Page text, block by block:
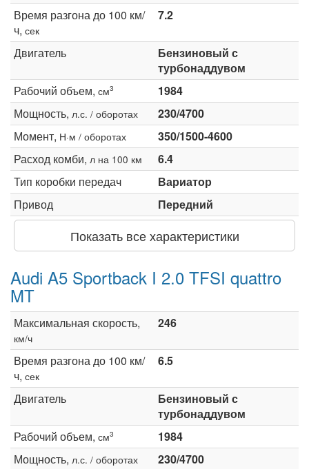
Время разгона до 100 км/
ч, сек
7.2
Двигатель
Бензиновый с
турбонаддувом
Рабочий объем, см3
1984
Мощность, л.с. / оборотах
230/4700
Момент, Н·м / оборотах
350/1500-4600
Расход комби, л на 100 км
6.4
Тип коробки передач
Вариатор
Привод
Передний
Показать все характеристики
Audi A5 Sportback I 2.0 TFSI quattro
MT
Максимальная скорость,
км/ч
246
Время разгона до 100 км/
ч, сек
6.5
Двигатель
Бензиновый с
турбонаддувом
Рабочий объем, см3
1984
Мощность, л.с. / оборотах
230/4700